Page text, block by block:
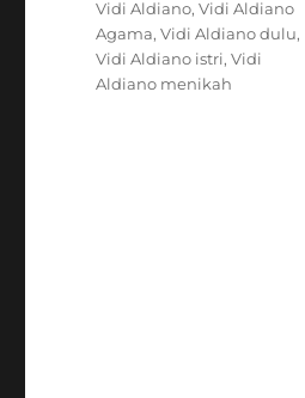
Tags
Vidi Aldiano,Vidi Aldiano
Agama,Vidi Aldiano dulu,
Vidi Aldiano istri,Vidi
Aldiano menikah